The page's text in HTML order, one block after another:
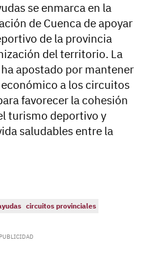
se enmarca en la
de Cuenca de apoyar
de la provincia
del territorio. La
apostado por mantener
a los circuitos
favorecer la cohesión
turismo deportivo y
saludables entre la
circuitos provinciales